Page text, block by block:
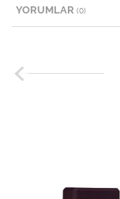
YORUMLAR (0)